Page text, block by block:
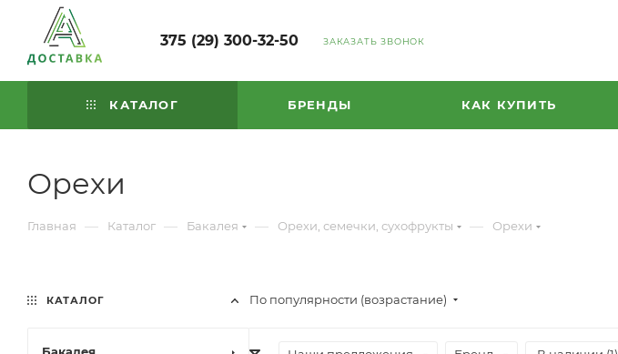
375 (29) 300-32-50 ЗАКАЗАТЬ ЗВОНОК
КАТАЛОГ БРЕНДЫ КАК КУПИТЬ
Орехи
Главная — Каталог — Бакалея — Орехи, семечки, сухофрукты — Орехи
По популярности (возрастание)
КАТАЛОГ